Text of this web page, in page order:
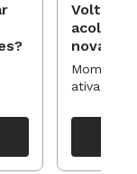
Volta às
novas
ativa
propostas